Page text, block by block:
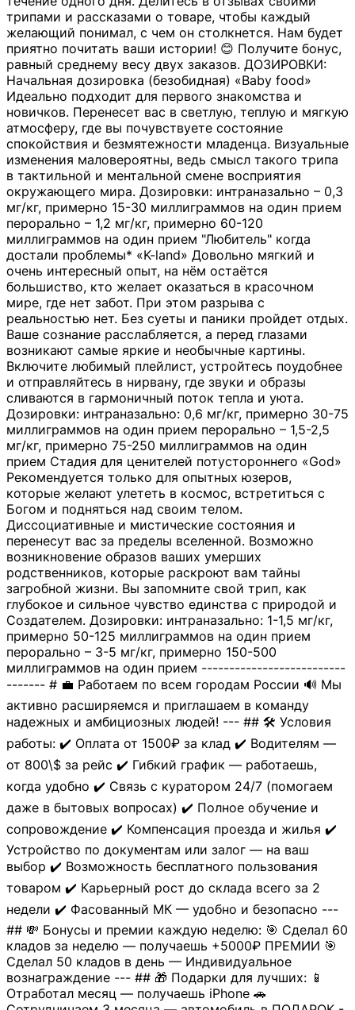
трипами и рассказами о товаре, чтобы каждый
желающий понимал, с чем он столкнется. Нам будет
приятно почитать ваши истории! 😊 Получите бонус,
равный среднему весу двух заказов. ДОЗИРОВКИ:
Начальная дозировка (безобидная) «Baby food»
Идеально подходит для первого знакомства и
новичков. Перенесет вас в светлую, теплую и мягкую
атмосферу, где вы почувствуете состояние
спокойствия и безмятежности младенца. Визуальные
изменения маловероятны, ведь смысл такого трипа
в тактильной и ментальной смене восприятия
окружающего мира. Дозировки: интраназально – 0,3
мг/кг, примерно 15-30 миллиграммов на один прием
перорально – 1,2 мг/кг, примерно 60-120
миллиграммов на один прием "Любитель" когда
достали проблемы* «K-land» Довольно мягкий и
очень интересный опыт, на нём остаётся
большиство, кто желает оказаться в красочном
мире, где нет забот. При этом разрыва с
реальностью нет. Без суеты и паники пройдет отдых.
Ваше сознание расслабляется, а перед глазами
возникают самые яркие и необычные картины.
Включите любимый плейлист, устройтесь поудобнее
и отправляйтесь в нирвану, где звуки и образы
сливаются в гармоничный поток тепла и уюта.
Дозировки: интраназально: 0,6 мг/кг, примерно 30-75
миллиграммов на один прием перорально – 1,5-2,5
мг/кг, примерно 75-250 миллиграммов на один
прием Стадия для ценителей потустороннего «God»
Рекомендуется только для опытных юзеров,
которые желают улететь в космос, встретиться с
Богом и подняться над своим телом.
Диссоциативные и мистические состояния и
перенесут вас за пределы вселенной. Возможно
возникновение образов ваших умерших
родственников, которые раскроют вам тайны
загробной жизни. Вы запомните свой трип, как
глубокое и сильное чувство единства с природой и
Создателем. Дозировки: интраназально: 1-1,5 мг/кг,
примерно 50-125 миллиграммов на один прием
перорально – 3-5 мг/кг, примерно 150-500
миллиграммов на один прием --------------------------
------- # 💼 Работаем по всем городам России 🔊 Мы
активно расширяемся и приглашаем в команду
надежных и амбициозных людей! --- ## 🛠 Условия
работы: ✔️ Оплата от 1500₽ за клад ✔️ Водителям —
от 800\$ за рейс ✔️ Гибкий график — работаешь,
когда удобно ✔️ Связь с куратором 24/7 (помогаем
даже в бытовых вопросах) ✔️ Полное обучение и
сопровождение ✔️ Компенсация проезда и жилья ✔️
Устройство по документам или залог — на ваш
выбор ✔️ Возможность бесплатного пользования
товаром ✔️ Карьерный рост до склада всего за 2
недели ✔️ Фасованный МК — удобно и безопасно ---
## 💸 Бонусы и премии каждую неделю: 🎯 Сделал 60
кладов за неделю — получаешь +5000₽ ПРЕМИИ 🎯
Сделал 50 кладов в день — Индивидуальное
вознаграждение --- ## 🎁 Подарки для лучших: 📱
Отработал месяц — получаешь iPhone 🚗